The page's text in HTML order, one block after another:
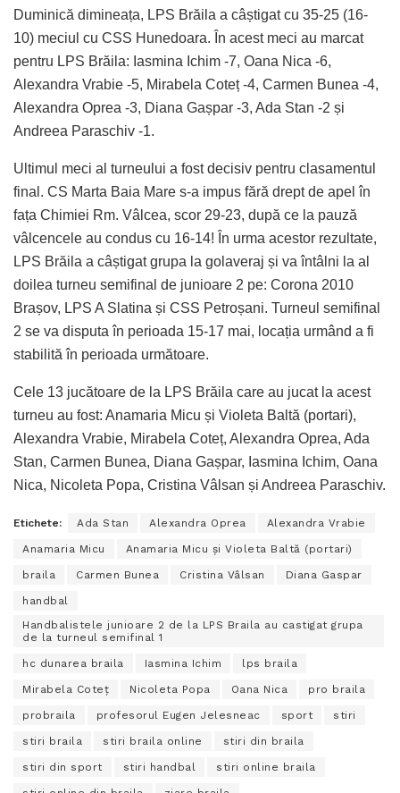
Duminică dimineața, LPS Brăila a câștigat cu 35-25 (16-
10) meciul cu CSS Hunedoara. În acest meci au marcat
pentru LPS Brăila: Iasmina Ichim -7, Oana Nica -6,
Alexandra Vrabie -5, Mirabela Coteț -4, Carmen Bunea -4,
Alexandra Oprea -3, Diana Gașpar -3, Ada Stan -2 și
Andreea Paraschiv -1.
Ultimul meci al turneului a fost decisiv pentru clasamentul
final. CS Marta Baia Mare s-a impus fără drept de apel în
fața Chimiei Rm. Vâlcea, scor 29-23, după ce la pauză
vâlcencele au condus cu 16-14! În urma acestor rezultate,
LPS Brăila a câștigat grupa la golaveraj și va întâlni la al
doilea turneu semifinal de junioare 2 pe: Corona 2010
Brașov, LPS A Slatina și CSS Petroșani. Turneul semifinal
2 se va disputa în perioada 15-17 mai, locația urmând a fi
stabilită în perioada următoare.
Cele 13 jucătoare de la LPS Brăila care au jucat la acest
turneu au fost: Anamaria Micu și Violeta Baltă (portari),
Alexandra Vrabie, Mirabela Coteț, Alexandra Oprea, Ada
Stan, Carmen Bunea, Diana Gașpar, Iasmina Ichim, Oana
Nica, Nicoleta Popa, Cristina Vâlsan și Andreea Paraschiv.
Etichete: Ada Stan Alexandra Oprea Alexandra Vrabie
Anamaria Micu Anamaria Micu și Violeta Baltă (portari)
braila Carmen Bunea Cristina Vâlsan Diana Gaspar
handbal
Handbalistele junioare 2 de la LPS Braila au castigat grupa
de la turneul semifinal 1
hc dunarea braila Iasmina Ichim lps braila
Mirabela Coteț Nicoleta Popa Oana Nica pro braila
probraila profesorul Eugen Jelesneac sport stiri
stiri braila stiri braila online stiri din braila
stiri din sport stiri handbal stiri online braila